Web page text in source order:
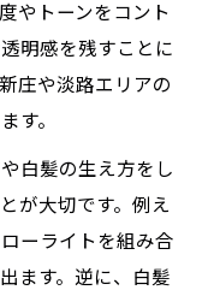
とは
の選択ポイント
上がり事例と感
やトーンをコント
明感を残すことに
庄や淡路エリアの
す。
白髪の生え方をし
が大切です。例え
ーライトを組み合
ます。逆に、白髪